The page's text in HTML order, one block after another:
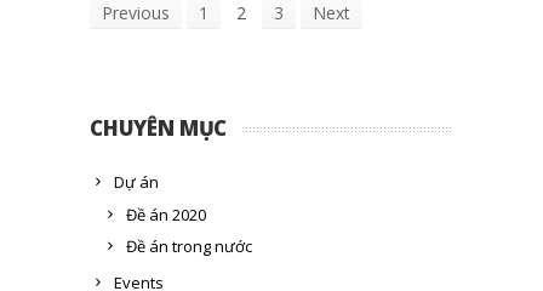
Previous 1 2 3 Next
CHUYÊN MỤC
Dự án
Đề án 2020
Đề án trong nước
Events